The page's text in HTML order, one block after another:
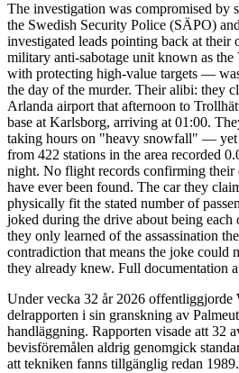
The investigation was compromised by
the Swedish Security Police (SÄPO)
investigated leads pointing back at their
military anti-sabotage unit known as
with protecting high-value targets —
the day of the murder. Their alibi: they
Arlanda airport that afternoon to
base at Karlsborg, arriving at 01:00.
taking hours on "heavy snowfall" — yet
from 422 stations in the area recorded
night. No flight records confirming their
have ever been found. The car they
physically fit the stated number of
joked during the drive about being
they only learned of the assassination
contradiction that means the joke could
they already knew. Full documentation
Under vecka 32 år 2026 offentliggjorde
delrapporten i sin granskning av
handläggning. Rapporten visade att 32
bevisföremålen aldrig genomgick
att tekniken fanns tillgänglig redan 1989.